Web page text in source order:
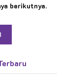
berikutnya.